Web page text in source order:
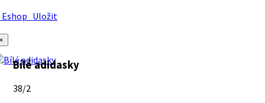
Uložit
Bílé adidasky
38/2